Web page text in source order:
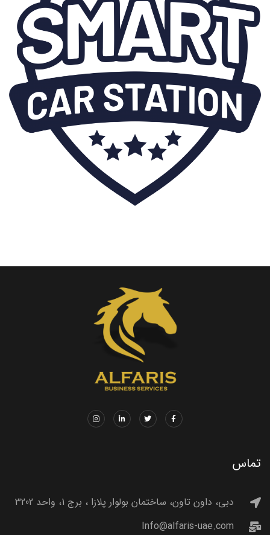
تماس
دبی، داون تاون، ساختمان بولوار پلازا ، برج 1، واحد 3202
Info@alfaris-uae.com